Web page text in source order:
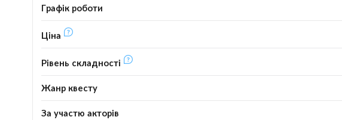
Графік роботи
Ціна
Рівень складності
Жанр квесту
За участю акторів